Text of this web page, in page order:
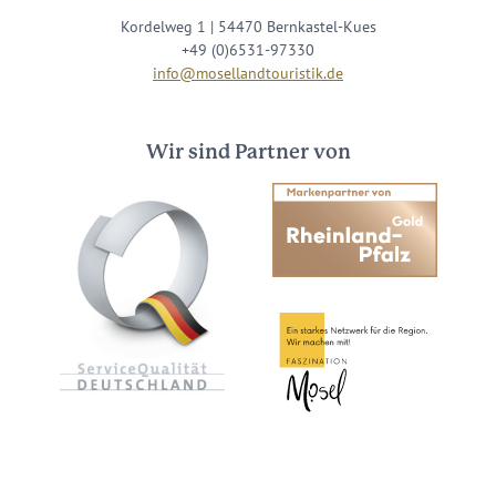
Kordelweg 1 | 54470 Bernkastel-Kues
+49 (0)6531-97330
info@mosellandtouristik.de
Wir sind Partner von